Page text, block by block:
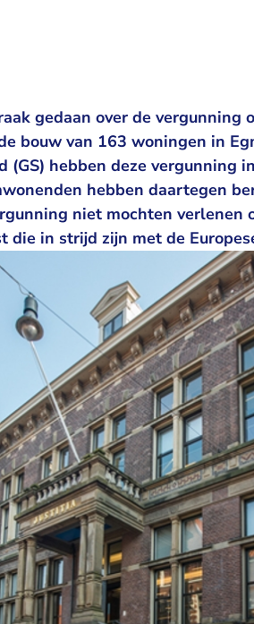
gedaan over de vergunning
bouw van 163 woningen in
(GS) hebben deze vergunning
hebben daartegen
niet mochten verlenen
die in strijd zijn met de